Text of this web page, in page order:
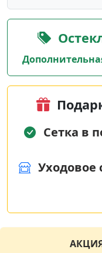
Сетка в
Уходовое